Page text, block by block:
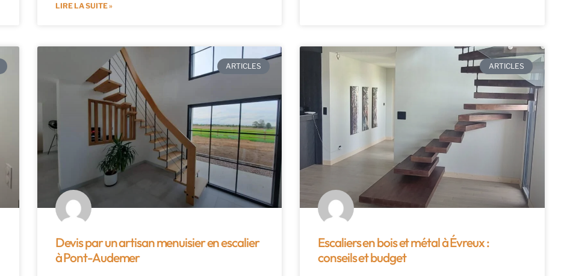
LIRE LA SUITE »
ARTICLES
Devis par un artisan menuisier en escalier
à Pont-Audemer
ARTICLES
Escaliers en bois et métal à Évreux :
conseils et budget